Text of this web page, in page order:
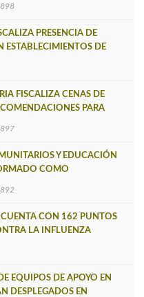
PRESENCIA DE
ESTABLECIMIENTOS DE
FISCALIZA CENAS DE
PARA
Y EDUCACIÓN
COMO
CON 162 PUNTOS
LA INFLUENZA
EQUIPOS DE APOYO EN
DESPLEGADOS EN